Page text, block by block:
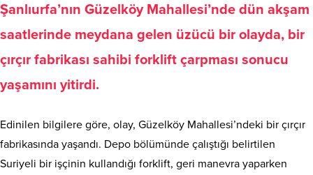
Şanlıurfa’nın Güzelköy Mahallesi’nde dün akşam
saatlerinde meydana gelen üzücü bir olayda, bir
çırçır fabrikası sahibi forklift çarpması sonucu
yaşamını yitirdi.
Edinilen bilgilere göre, olay, Güzelköy Mahallesi’ndeki bir çırçır
fabrikasında yaşandı. Depo bölümünde çalıştığı belirtilen
Suriyeli bir işçinin kullandığı forklift, geri manevra yaparken